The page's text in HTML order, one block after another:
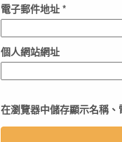
電子郵件地址 *
個人網站網址
在瀏覽器中儲存顯示名稱